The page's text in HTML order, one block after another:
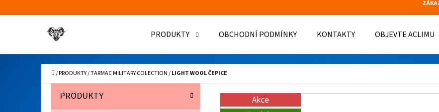
PRODUKTY OBCHODNÍ PODMÍNKY KONTAKTY OBJEVTE ACLIMU
Domů
/PRODUKTY/TARMAC MILITARY COLECTION/LIGHT WOOL ČEPICE
Přeskočit
kategorie
K PRODUKTY
Akce
Í
obchodu
obchodu
CO POTŘEBUJETE NAJÍT?